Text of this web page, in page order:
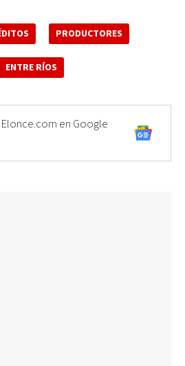
PRODUCTORES
ENTRE RÍOS
en Google